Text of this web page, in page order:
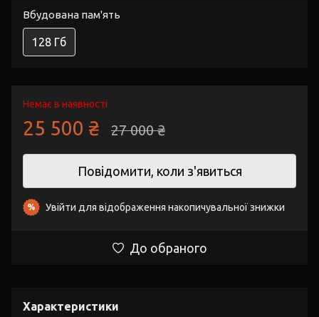
Вбудована пам'ять
128 Гб
Немає в наявності
25 500 ₴ 27 000 ₴
Повідомити, коли з'явиться
% Увійти для відображення накопичувальної знижки
До обраного
Характеристики